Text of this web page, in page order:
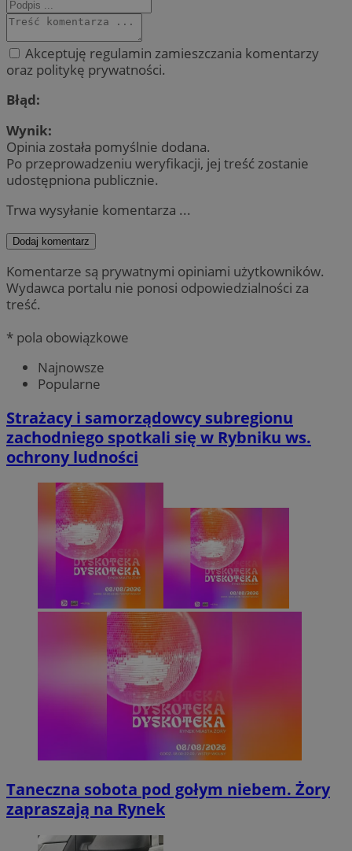
Akceptuję regulamin zamieszczania komentarzy
oraz politykę prywatności.
Błąd:
Wynik:
Opinia została pomyślnie dodana.
Po przeprowadzeniu weryfikacji, jej treść zostanie
udostępniona publicznie.
Trwa wysyłanie komentarza ...
Dodaj komentarz
Komentarze są prywatnymi opiniami użytkowników.
Wydawca portalu nie ponosi odpowiedzialności za
treść.
* pola obowiązkowe
Najnowsze
Popularne
Strażacy i samorządowcy subregionu
zachodniego spotkali się w Rybniku ws.
ochrony ludności
Taneczna sobota pod gołym niebem. Żory
zapraszają na Rynek